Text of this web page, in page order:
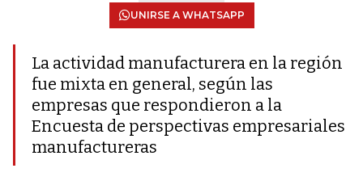
UNIRSE A WHATSAPP
La actividad manufacturera en la región
fue mixta en general, según las
empresas que respondieron a la
Encuesta de perspectivas empresariales
manufactureras